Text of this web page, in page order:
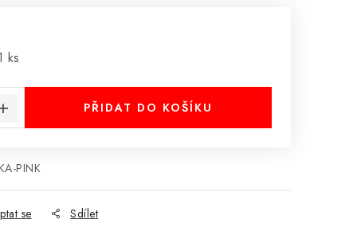
ks
PŘIDAT DO KOŠÍKU
PINK
se Sdílet